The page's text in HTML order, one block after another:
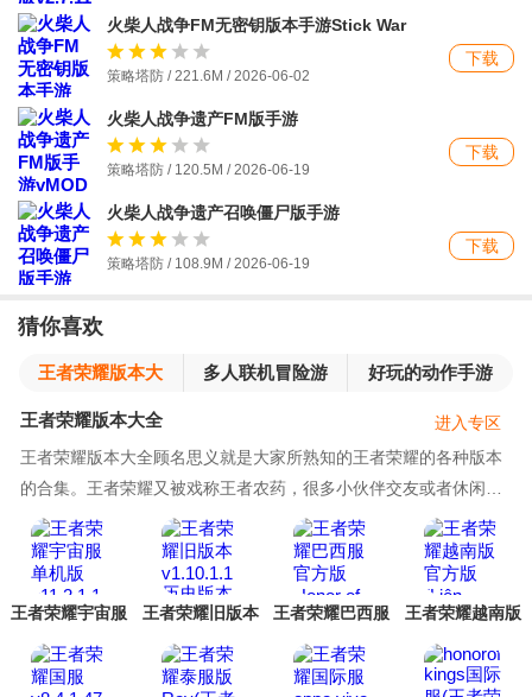
火柴人战争FM无密钥版本手游Stick War
Legacy
策略塔防 / 221.6M / 2026-06-02
下载
火柴人战争遗产FM版手游
策略塔防 / 120.5M / 2026-06-19
下载
火柴人战争遗产召唤僵尸版手游
策略塔防 / 108.9M / 2026-06-19
下载
猜你喜欢
王者荣耀版本大
全
多人联机冒险游
好玩的动作手游
王者荣耀版本大全
王者荣耀版本大全顾名思义就是大家所熟知的王者荣耀的各种版本
的合集。王者荣耀又被戏称王者农药，很多小伙伴交友或者休闲游
戏都会体验，不过小伙伴们可能就对王者荣耀的官
进入专区
王者荣耀宇宙服
王者荣耀旧版本
王者荣耀巴西服
Kings
王者荣耀越南版
Quan Mobile)